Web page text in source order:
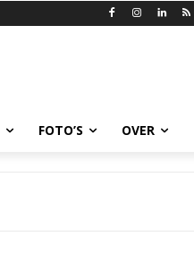
FOTO’S OVER